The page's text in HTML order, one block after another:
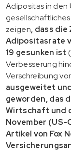
Adipositas in den
zeigen, dass
Adipositasrate
19 gesunken ist
Verbesserung
Verschreibung
ausgeweitet
geworden, das
Wirtschaft und
November
Artikel von Fox